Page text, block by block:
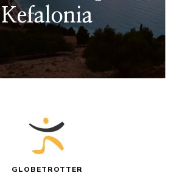
Kefalonia
GLOBETROTTER